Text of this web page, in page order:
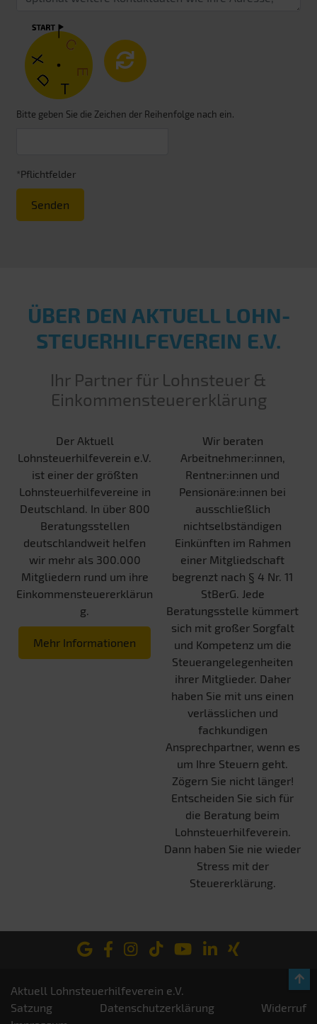
Bitte geben Sie die Zeichen der Reihenfolge nach ein.
*Pflichtfelder
Senden
ÜBER DEN AKTUELL LOHN­
STEUER­HILFE­VEREIN E.V.
Ihr Partner für Lohnsteuer &
Einkommensteuererklärung
Der Aktuell
Lohnsteuerhilfeverein e.V.
ist einer der größten
Lohnsteuerhilfevereine in
Deutschland. In über 800
Beratungsstellen
deutschlandweit helfen
wir mehr als 300.000
Mitgliedern rund um ihre
Einkommensteuererklärun
g.
Mehr Informationen
Wir beraten
Arbeitnehmer:innen,
Rentner:innen und
Pensionäre:innen bei
ausschließlich
nichtselbständigen
Einkünften im Rahmen
einer Mitgliedschaft
begrenzt nach § 4 Nr. 11
StBerG. Jede
Beratungsstelle kümmert
sich mit großer Sorgfalt
und Kompetenz um die
Steuerangelegenheiten
ihrer Mitglieder. Daher
haben Sie mit uns einen
verlässlichen und
fachkundigen
Ansprechpartner, wenn es
um Ihre Steuern geht.
Zögern Sie nicht länger!
Entscheiden Sie sich für
die Beratung beim
Lohnsteuerhilfeverein.
Dann haben Sie nie wieder
Stress mit der
Steuererklärung.
Aktuell Lohnsteuerhilfeverein e.V.
Satzung
Datenschutzerklärung
Widerruf